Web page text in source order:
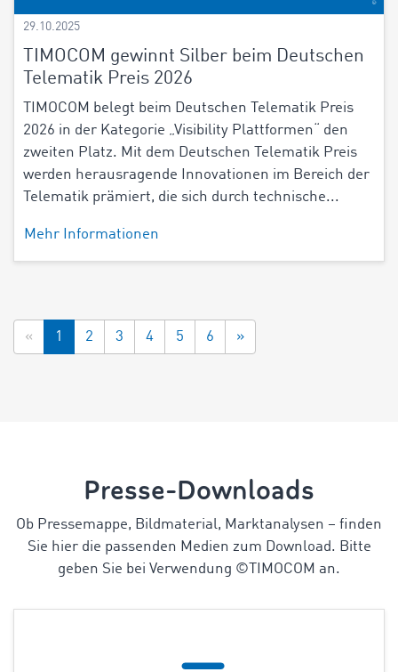
29.10.2025
TIMOCOM gewinnt Silber beim Deutschen
Telematik Preis 2026
TIMOCOM belegt beim Deutschen Telematik Preis
2026 in der Kategorie „Visibility Plattformen“ den
zweiten Platz. Mit dem Deutschen Telematik Preis
werden herausragende Innovationen im Bereich der
Telematik prämiert, die sich durch technische...
Mehr Informationen
« 1 2 3 4 5 6 »
Presse-Downloads
Ob Pressemappe, Bildmaterial, Marktanalysen – finden
Sie hier die passenden Medien zum Download. Bitte
geben Sie bei Verwendung ©TIMOCOM an.